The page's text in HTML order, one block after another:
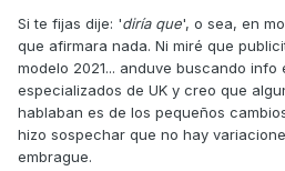
En la época que trabajé en
parte importante de mi trabajo era
como se decía sobre novedades
incluir en los nuevos
Saludos,
Si te fijas dije: 'diría que', o sea, en
que afirmara nada. Ni miré que
modelo 2021... anduve buscando info
especializados de UK y creo que
hablaban es de los pequeños
hizo sospechar que no hay
embrague.